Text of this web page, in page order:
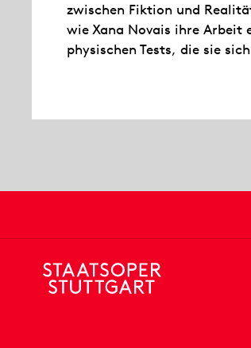
zwischen Fiktion und
wie Xana Novais ihre
physischen Tests, die sie